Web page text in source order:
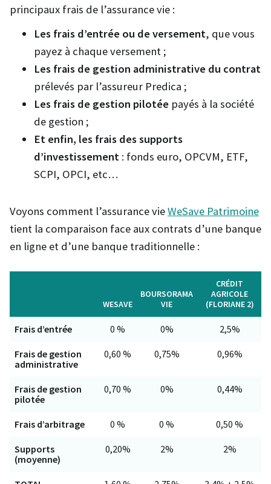
principaux frais de l’assurance vie :
Les frais d’entrée ou de versement, que vous
payez à chaque versement ;
Les frais de gestion administrative du contrat
prélevés par l’assureur Predica ;
Les frais de gestion pilotée payés à la société
de gestion ;
Et enfin, les frais des supports
d’investissement : fonds euro, OPCVM, ETF,
SCPI, OPCI, etc…
Voyons comment l’assurance vieWeSave Patrimoine
tient la comparaison face aux contrats d’une banque
en ligne et d’une banque traditionnelle :
WESAVE
BOURSORAMA
VIE
CRÉDIT
AGRICOLE
(FLORIANE 2)
Frais d’entrée 0 % 0% 2,5%
Frais de gestion
administrative
0,60 % 0,75% 0,96%
Frais de gestion
pilotée
0,70 % 0% 0,44%
Frais d’arbitrage 0 % 0 % 0,50 %
Supports
(moyenne)
0,20% 2% 2%